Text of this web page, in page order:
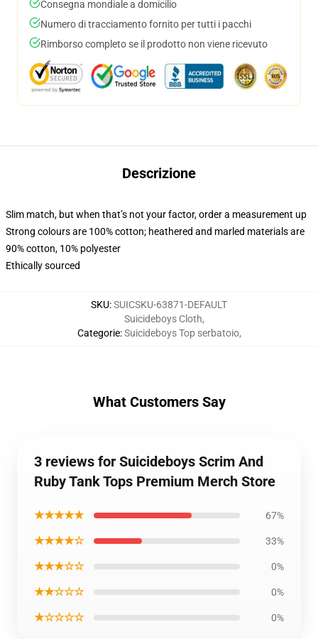
Consegna mondiale a domicilio
Numero di tracciamento fornito per tutti i pacchi
Rimborso completo se il prodotto non viene ricevuto
Descrizione
Slim match, but when that’s not your factor, order a measurement up
Strong colours are 100% cotton; heathered and marled materials are
90% cotton, 10% polyester
Ethically sourced
SKU:SUICSKU-63871-DEFAULT
Categorie:
Suicideboys Cloth,
Suicideboys Top serbatoio,
What Customers Say
3 reviews for Suicideboys Scrim And
Ruby Tank Tops Premium Merch Store
★★★★★ 67%
★★★★☆ 33%
★★★☆☆ 0%
★★☆☆☆ 0%
★☆☆☆☆ 0%